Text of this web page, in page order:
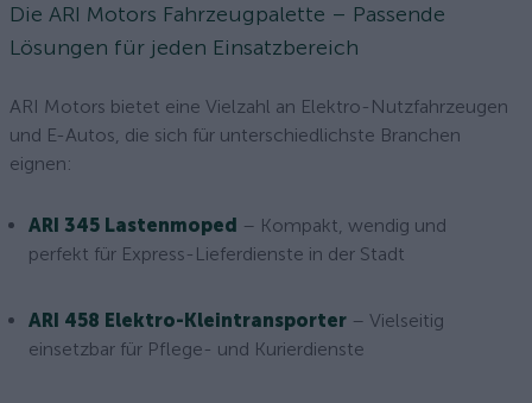
Die ARI Motors Fahrzeugpalette – Passende
Lösungen für jeden Einsatzbereich
ARI Motors bietet eine Vielzahl an Elektro-Nutzfahrzeugen
und E-Autos, die sich für unterschiedlichste Branchen
eignen:
ARI 345 Lastenmoped – Kompakt, wendig und
perfekt für Express-Lieferdienste in der Stadt
ARI 458 Elektro-Kleintransporter – Vielseitig
einsetzbar für Pflege- und Kurierdienste